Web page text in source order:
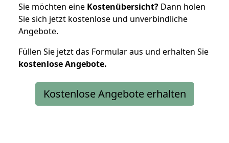
Sie möchten eine Kostenübersicht? Dann holen
Sie sich jetzt kostenlose und unverbindliche
Angebote.
Füllen Sie jetzt das Formular aus und erhalten Sie
kostenloseAngebote.
Kostenlose Angebote erhalten